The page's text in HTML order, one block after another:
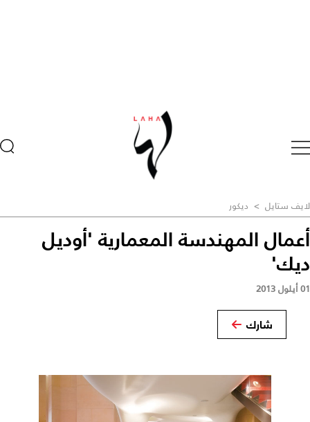
لايف ستايل > ديكور
أعمال المهندسة المعمارية 'أوديل
ديك'
01 أيلول 2013
شارك